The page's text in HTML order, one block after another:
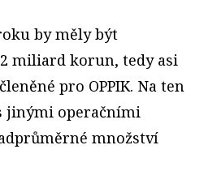
by měly být
miliard korun, tedy asi
pro OPPIK. Na ten
jinými operačními
množství